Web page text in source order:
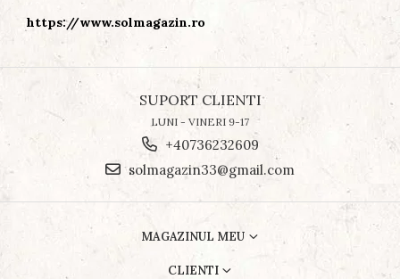
https://www.solmagazin.ro
SUPORT CLIENTI
LUNI - VINERI 9-17
+40736232609
solmagazin33@gmail.com
MAGAZINUL MEU
CLIENTI